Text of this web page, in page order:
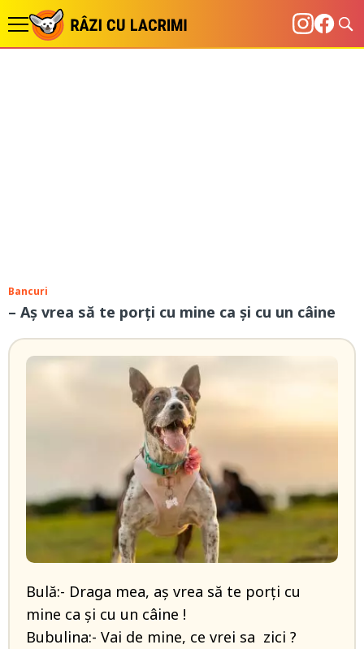
Bancuri
– Aș vrea să te porți cu mine ca și cu un câine
Bulă:- Draga mea, aș vrea să te porți cu
mine ca și cu un câine !
Bubulina:- Vai de mine, ce vrei sa zici ?